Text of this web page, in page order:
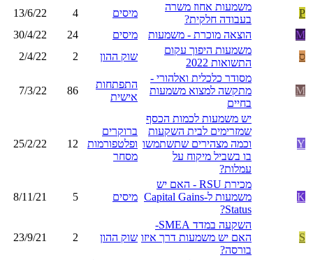
P
משמעות אחוז משרה
בעבודה חלקית?
מיסים 4
13/6/22
M
הוצאה מוכרת - משמעות מיסים 24
30/4/22
ס
משמעות היפוך עקום
התשואות 2022
שוק ההון 2
2/4/22
M
מסודר כלכלית ואלהורי -
מתקשה למצוא משמעות
בחיים
התפתחות
אישית
86
7/3/22
Y
יש משמעות לכמות הכסף
שמזרימים לבית השקעות
וכמה מצהירים שתשתמשו
בו בשביל מיקוח על
עמלות?
ברוקרים
ופלטפורמות
מסחר
12
25/2/22
K
מכירת RSU - האם יש
משמעות ל-Capital Gains
Status?
מיסים 5
8/11/21
S
השקעה במדד SMEA-
האם יש משמעות דרך איזו
בורסה?
שוק ההון 2
23/9/21